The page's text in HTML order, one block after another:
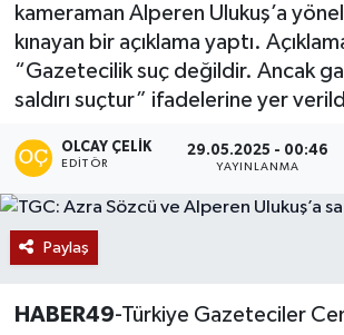
kameraman Alperen Ulukuş’a
kınayan bir açıklama yaptı.
“Gazetecilik suç değildir. Ancak
saldırı suçtur” ifadelerine yer
OLCAY ÇELIK
EDITÖR
29.05.2025 - 00:46
YAYINLANMA
Paylaş
HABER49-Türkiye Gazeteciler
Gündem
Spor
Siyaset
Teknoloji
Son Dakika Haberleri
Haber Arşivi